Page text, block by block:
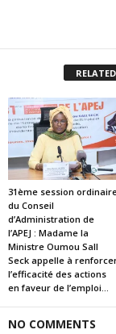
31ème session
du Conseil
d’Administration de
l’APEJ : Madame la
Ministre Oumou Sall
Seck appelle à
l’efficacité des actions
en faveur de l’emploi...
NO COMMENTS